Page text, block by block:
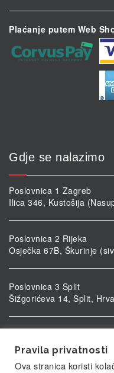
Plaćanje putem Web
Gdje se nalazimo
Poslovnica 1 Zagreb
Ilica 346, Kustošija
Poslovnica 2 Rijeka
Osječka 67B, Škurinje
Poslovnica 3 Split
Šižgorićeva 14, Split,
Ulica kardinala Alojzija
Pravila privatnosti
Ova stranica koristi